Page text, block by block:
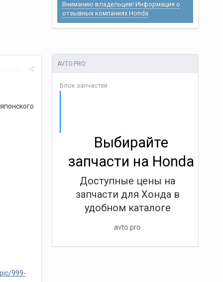
999-
Вниманию владельцев! Информация о
отзывных компаниях Honda
AVTO.PRO
Блок запчастей
Выбирайте
запчасти на Honda
Доступные цены на
запчасти для Хонда в
удобном каталоге
avto.pro